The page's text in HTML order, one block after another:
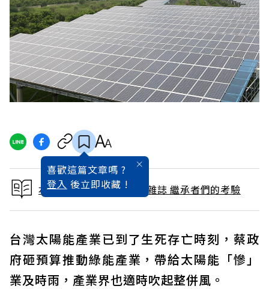
喜歡這篇文章嗎 ?
登入 後立即收藏 !
本文出自 2017 / 12月號雜誌 繼承者們的考驗
台灣太陽能產業已到了生死存亡時刻，蔡政
府砸預算推動綠能產業，帶給太陽能「慘」
業及時雨，產業界也適時吹起整併風。